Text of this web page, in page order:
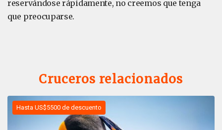
reservándose rápidamente, no creemos que tenga
que preocuparse.
Cruceros relacionados
Hasta US$5500 de descuento